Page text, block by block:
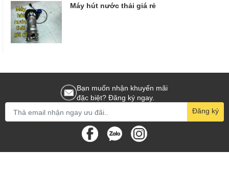
Máy hút nước thải giá rẻ
Bạn muốn nhận khuyến mãi
đặc biệt? Đăng ký ngay.
Đăng ký